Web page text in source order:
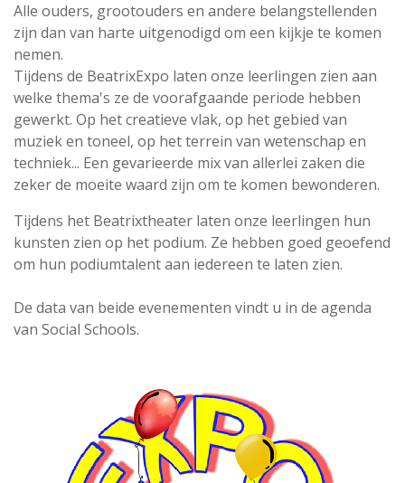
Alle ouders, grootouders en andere belangstellenden
zijn dan van harte uitgenodigd om een kijkje te komen
nemen.
Tijdens de BeatrixExpo laten onze leerlingen zien aan
welke thema's ze de voorafgaande periode hebben
gewerkt. Op het creatieve vlak, op het gebied van
muziek en toneel, op het terrein van wetenschap en
techniek... Een gevarieerde mix van allerlei zaken die
zeker de moeite waard zijn om te komen bewonderen.
Tijdens het Beatrixtheater laten onze leerlingen hun
kunsten zien op het podium. Ze hebben goed geoefend
om hun podiumtalent aan iedereen te laten zien.
De data van beide evenementen vindt u in de agenda
van Social Schools.